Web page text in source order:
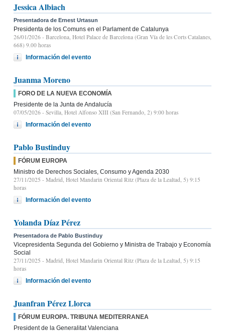
Jessica Albiach
Presentadora de Ernest Urtasun
Presidenta de los Comuns en el Parlament de Catalunya
26/01/2026 - Barcelona, Hotel Palace de Barcelona (Gran Vía de les Corts Catalanes,
668) 9.00 horas
Información del evento
Juanma Moreno
FORO DE LA NUEVA ECONOMÍA
Presidente de la Junta de Andalucía
07/05/2026 - Sevilla, Hotel Alfonso XIII (San Fernando, 2) 9:00 horas
Información del evento
Pablo Bustinduy
FÓRUM EUROPA
Ministro de Derechos Sociales, Consumo y Agenda 2030
27/11/2025 - Madrid, Hotel Mandarin Oriental Ritz (Plaza de la Lealtad, 5) 9:15
horas
Información del evento
Yolanda Díaz Pérez
Presentadora de Pablo Bustinduy
Vicepresidenta Segunda del Gobierno y Ministra de Trabajo y Economía
Social
27/11/2025 - Madrid, Hotel Mandarin Oriental Ritz (Plaza de la Lealtad, 5) 9:15
horas
Información del evento
Juanfran Pérez Llorca
FÓRUM EUROPA. TRIBUNA MEDITERRANEA
President de la Generalitat Valenciana